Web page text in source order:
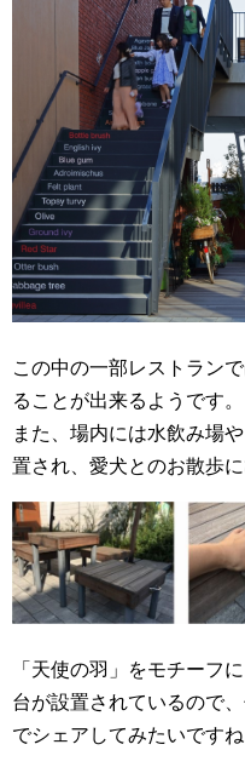
この中の一部レストラン
ることが出来るようです。
また、場内には水飲み場
置され、愛犬とのお散歩に
「天使の羽」をモチーフ
台が設置されているので
でシェアしてみたいですね